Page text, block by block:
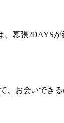
幕張2DAYS
お会いでき